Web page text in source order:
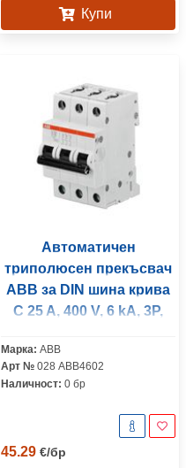
Купи
Автоматичен
триполюсен прекъсвач
ABB за DIN шина крива
C 25 A, 400 V, 6 kA, 3P,
Марка: ABB
Арт № 028 ABB4602
Наличност: 0 бр
45.29 €/бр